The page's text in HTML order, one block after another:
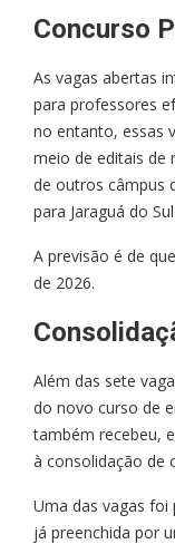
Concurso
As vagas abertas
para professores
no entanto, essas
meio de editais de
de outros câmpus
para Jaraguá do Sul.
A previsão é de
de 2026.
Além das sete
do novo curso de
também recebeu,
à consolidação de
Uma das vagas foi
já preenchida por